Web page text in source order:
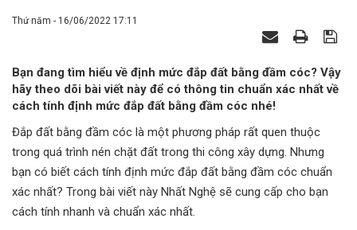
Thứ năm - 16/06/2022 17:11
Bạn đang tìm hiểu về định mức đắp đất bằng đầm cóc? Vậy
hãy theo dõi bài viết này để có thông tin chuẩn xác nhất về
cách tính định mức đắp đất bằng đầm cóc nhé!
Đắp đất bằng đầm cóc là một phương pháp rất quen thuộc
trong quá trình nén chặt đất trong thi công xây dựng. Nhưng
bạn có biết cách tính định mức đắp đất bằng đầm cóc chuẩn
xác nhất? Trong bài viết này Nhất Nghệ sẽ cung cấp cho bạn
cách tính nhanh và chuẩn xác nhất.